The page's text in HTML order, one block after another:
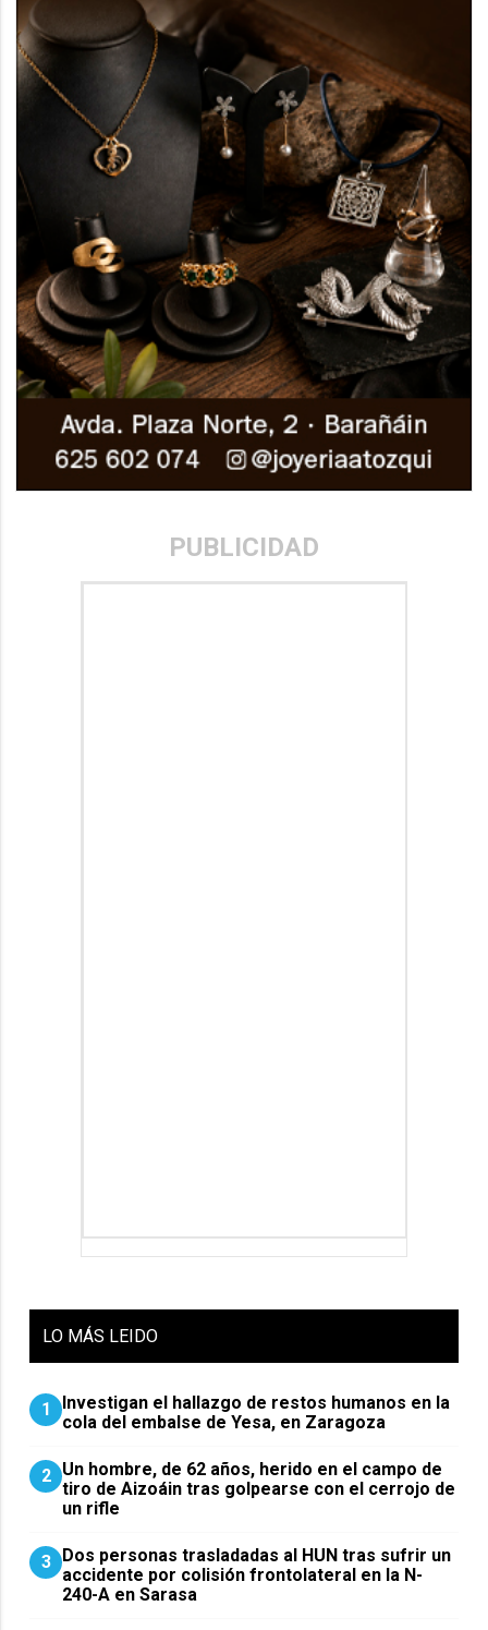
PUBLICIDAD
LO MÁS LEIDO
1
Investigan el hallazgo de restos humanos en la
cola del embalse de Yesa, en Zaragoza
2 Un hombre, de 62 años, herido en el campo de
tiro de Aizoáin tras golpearse con el cerrojo de
un rifle
3 ​Dos personas trasladadas al HUN tras sufrir un
accidente por colisión frontolateral en la N-
240-A en Sarasa